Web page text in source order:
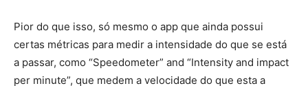
Pior do que isso, só mesmo o app que ainda possui
certas métricas para medir a intensidade do que se está
a passar, como “Speedometer” and “Intensity and impact
per minute”, que medem a velocidade do que esta a